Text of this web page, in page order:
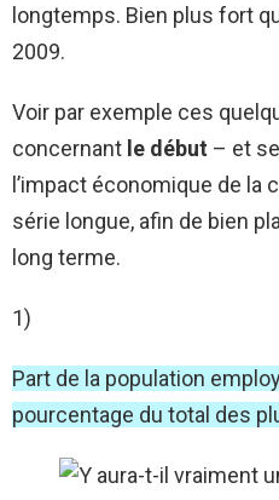
longtemps. Bien plus fort
2009.
Voir par exemple ces
concernant le début – et
l’impact économique de la
série longue, afin de bien
long terme.
1)
Part de la population
pourcentage du total des